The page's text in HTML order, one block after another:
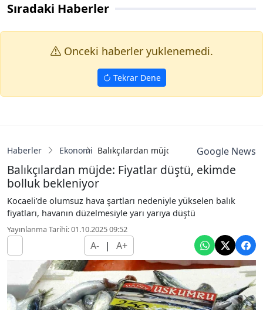
Sıradaki Haberler
Onceki haberler yuklenemedi.
Tekrar Dene
Haberler Ekonomi Balıkçılardan müjde: Fiyatlar düştü,
Google News
Balıkçılardan müjde: Fiyatlar düştü, ekimde
bolluk bekleniyor
Kocaeli’de olumsuz hava şartları nedeniyle yükselen balık
fiyatları, havanın düzelmesiyle yarı yarıya düştü
Yayınlanma Tarihi: 01.10.2025 09:52
A- | A+